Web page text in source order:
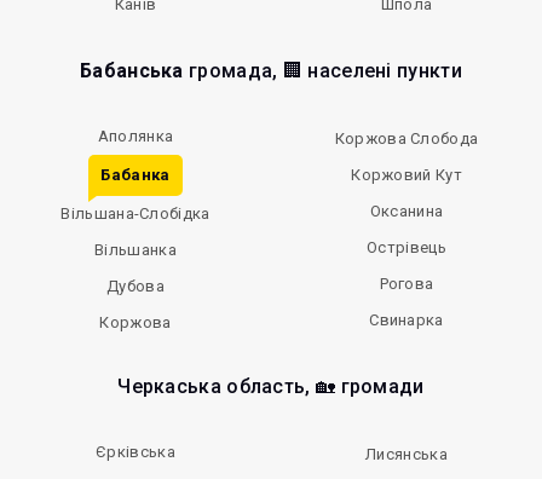
Канів
Шпола
Бабанська громада, 🏢 населені пункти
Аполянка
Бабанка
Вільшана-Слобідка
Вільшанка
Дубова
Коржова
Коржова Слобода
Коржовий Кут
Оксанина
Острівець
Рогова
Свинарка
Черкаська область, 🏡 громади
Єрківська
Лисянська